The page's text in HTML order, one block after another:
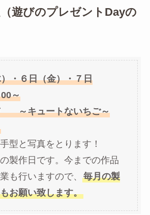
遊びのプレゼントDayの
・６日（金）・７日
～
～キュートないちご～
型と写真をとります！
製作日です。今までの作品
も行いますので、 毎月の製
お願い致します。